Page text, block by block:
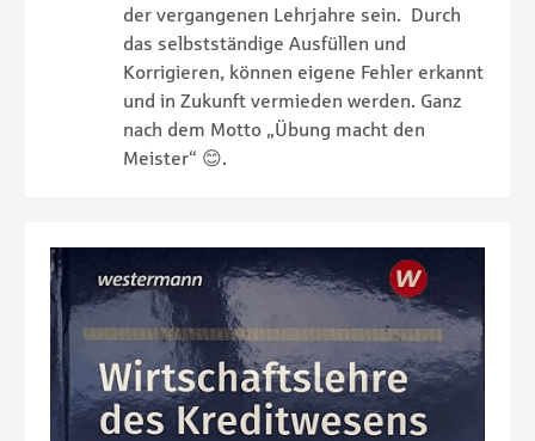
der vergangenen Lehrjahre sein. Durch
das selbstständige Ausfüllen und
Korrigieren, können eigene Fehler erkannt
und in Zukunft vermieden werden. Ganz
nach dem Motto „Übung macht den
Meister“ 😊.